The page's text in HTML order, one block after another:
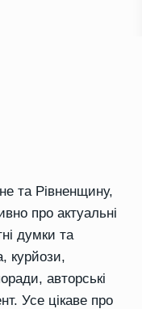
та Рівненщину,
про актуальні
думки та
курйози,
авторські
Усе цікаве про